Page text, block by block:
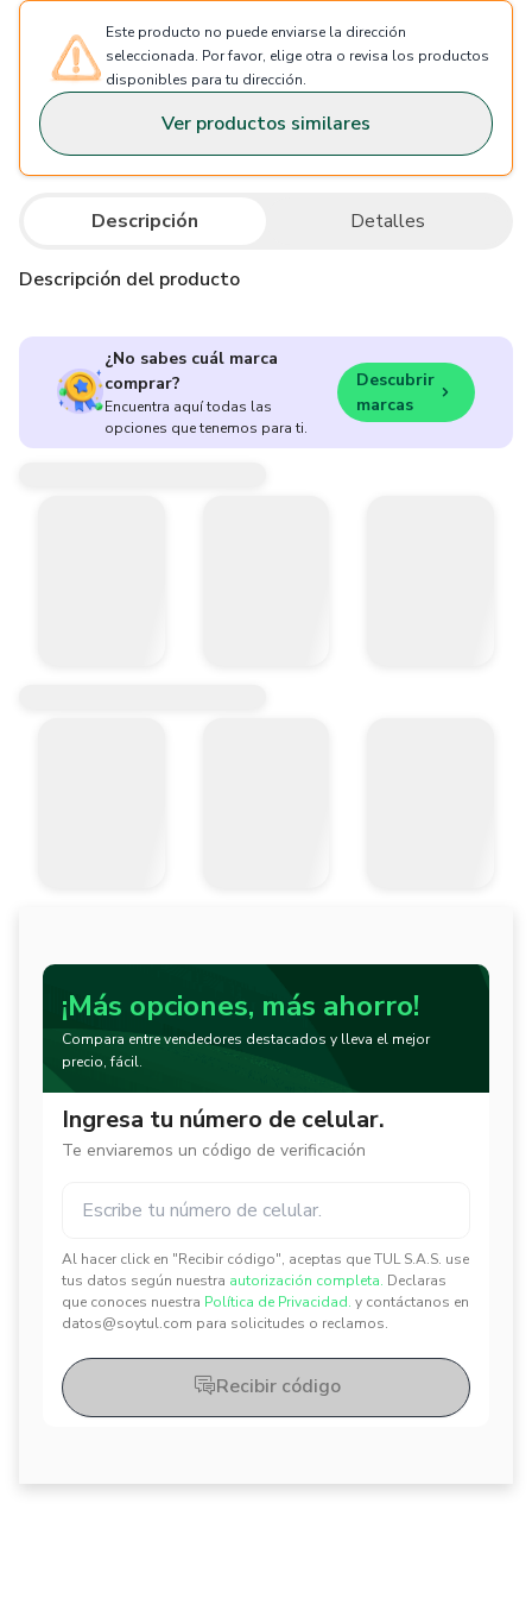
Este producto no puede enviarse la dirección
seleccionada. Por favor, elige otra o revisa los productos
disponibles para tu dirección.
Ver productos similares
Descripción Detalles
Descripción del producto
¿No sabes cuál marca
comprar?
Encuentra aquí todas las
opciones que tenemos para ti.
Descubrir
marcas
¡Más opciones, más ahorro!
Compara entre vendedores destacados y lleva el mejor
precio, fácil.
Ingresa tu número de celular.
Te enviaremos un código de verificación
Al hacer click en "Recibir código", aceptas que TUL S.A.S. use
tus datos según nuestra autorización completa. Declaras
que conoces nuestra Política de Privacidad. y contáctanos en
datos@soytul.com para solicitudes o reclamos.
✕
✕
Recibir código